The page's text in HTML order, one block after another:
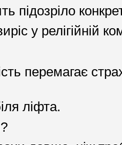
підозріло
у релігійній
перемагає
ліфта.